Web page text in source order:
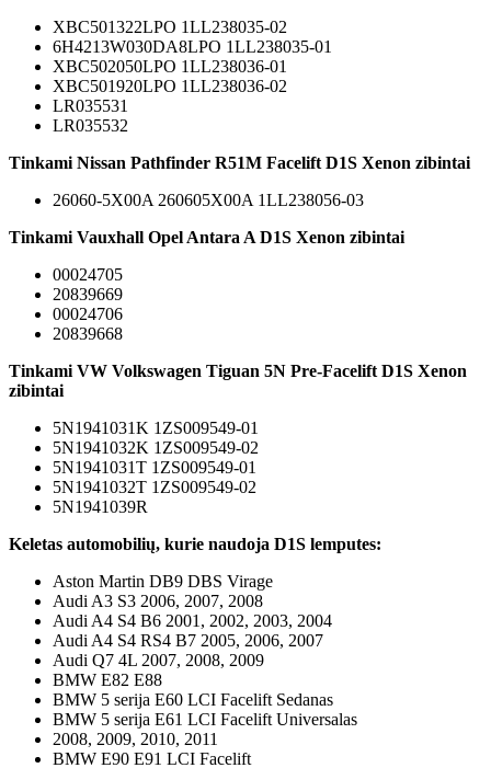
XBC501322LPO 1LL238035-02
6H4213W030DA8LPO 1LL238035-01
XBC502050LPO 1LL238036-01
XBC501920LPO 1LL238036-02
LR035531
LR035532
Tinkami Nissan Pathfinder R51M Facelift D1S Xenon zibintai
26060-5X00A 260605X00A 1LL238056-03
Tinkami Vauxhall Opel Antara A D1S Xenon zibintai
00024705
20839669
00024706
20839668
Tinkami VW Volkswagen Tiguan 5N Pre-Facelift D1S Xenon
zibintai
5N1941031K 1ZS009549-01
5N1941032K 1ZS009549-02
5N1941031T 1ZS009549-01
5N1941032T 1ZS009549-02
5N1941039R
Keletas automobilių, kurie naudoja D1S lemputes:
Aston Martin DB9 DBS Virage
Audi A3 S3 2006, 2007, 2008
Audi A4 S4 B6 2001, 2002, 2003, 2004
Audi A4 S4 RS4 B7 2005, 2006, 2007
Audi Q7 4L 2007, 2008, 2009
BMW E82 E88
BMW 5 serija E60 LCI Facelift Sedanas
BMW 5 serija E61 LCI Facelift Universalas
2008, 2009, 2010, 2011
BMW E90 E91 LCI Facelift